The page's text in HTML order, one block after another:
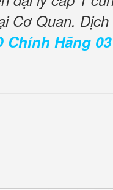
Cơ Quan.
Chính Hãng